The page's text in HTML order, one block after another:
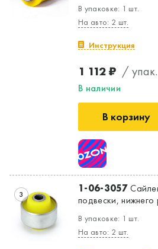
В упаковке: 1 шт.
На авто: 2 шт.
Инструкция
1 112 ₽ / упак.
В наличии
В корзину
3 1-06-3057
подвески,
В упаковке: 1 шт.
На авто: 2 шт.